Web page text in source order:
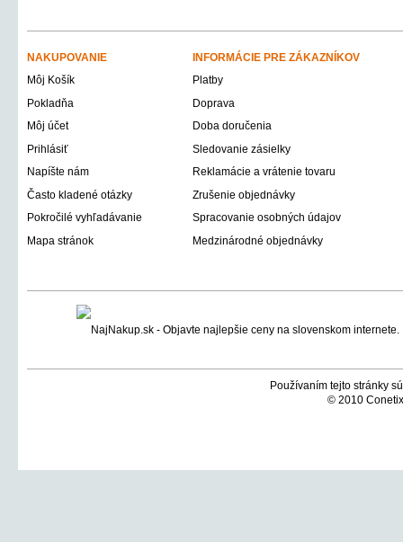
NAKUPOVANIE
INFORMÁCIE PRE ZÁKAZNÍKOV
Môj Košík
Platby
Pokladňa
Doprava
Môj účet
Doba doručenia
Prihlásiť
Sledovanie zásielky
Napíšte nám
Reklamácie a vrátenie tovaru
Často kladené otázky
Zrušenie objednávky
Pokročilé vyhľadávanie
Spracovanie osobných údajov
Mapa stránok
Medzinárodné objednávky
Používaním tejto stránky
© 2010